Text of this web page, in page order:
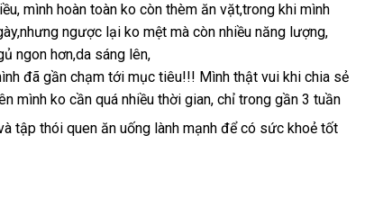
mình hoàn toàn ko còn thèm ăn vặt,trong khi mình
ngược lại ko mệt mà còn nhiều năng lượng,
ngon hơn,da sáng lên,
đã gần chạm tới mục tiêu!!! Mình thật vui khi chia sẻ
mình ko cần quá nhiều thời gian, chỉ trong gần 3 tuần
tập thói quen ăn uống lành mạnh để có sức khoẻ tốt